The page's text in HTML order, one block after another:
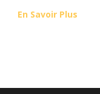
En Savoir Plus